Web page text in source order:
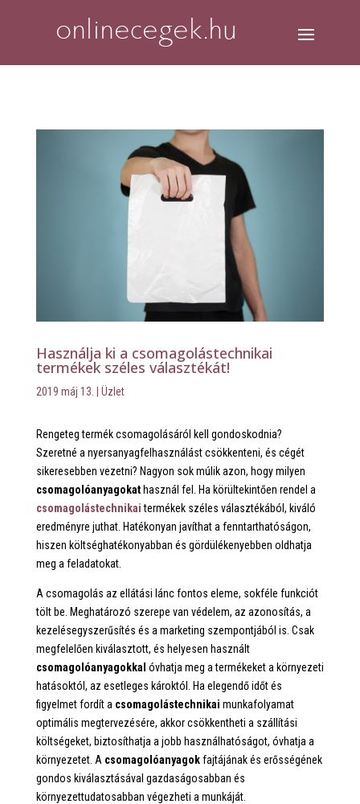
Használja ki a csomagolástechnikai
termékek széles választékát!
2019 máj 13. Üzlet
Rengeteg termék csomagolásáról kell gondoskodnia?
Szeretné a nyersanyagfelhasználást csökkenteni, és cégét
sikeresebben vezetni? Nagyon sok múlik azon, hogy milyen
csomagolóanyagokathasznál fel. Ha körültekintően rendel a
csomagolástechnikaitermékek széles választékából, kiváló
eredményre juthat. Hatékonyan javíthat a fenntarthatóságon,
hiszen költséghatékonyabban és gördülékenyebben oldhatja
meg a feladatokat.
A csomagolás az ellátási lánc fontos eleme, sokféle funkciót
tölt be. Meghatározó szerepe van védelem, az azonosítás, a
kezelésegyszerűsítés és a marketing szempontjából is. Csak
megfelelően kiválasztott, és helyesen használt
csomagolóanyagokkal óvhatja meg a termékeket a környezeti
hatásoktól, az esetleges károktól. Ha elegendő időt és
figyelmet fordít a csomagolástechnikai munkafolyamat
optimális megtervezésére, akkor csökkentheti a szállítási
költségeket, biztosíthatja a jobb használhatóságot, óvhatja a
környezetet. A csomagolóanyagokfajtájának és erősségének
gondos kiválasztásával gazdaságosabban és
környezettudatosabban végezheti a munkáját.